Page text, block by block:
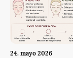
24. mayo 2026